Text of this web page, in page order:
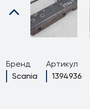
Бренд
Scania
Артикул
1394936